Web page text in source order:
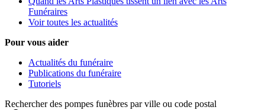
Funéraires
Voir toutes les actualités
Pour vous aider
Actualités du funéraire
Publications du funéraire
Tutoriels
Rechercher des pompes funèbres par ville ou code postal